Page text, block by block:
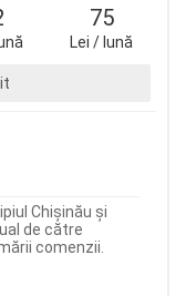
75
Lei / lună
Chișinău și
de către
comenzii.